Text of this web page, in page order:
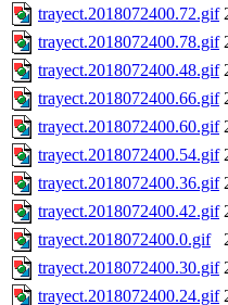
trayect.2018072400.72.gif
trayect.2018072400.78.gif
trayect.2018072400.48.gif
trayect.2018072400.66.gif
trayect.2018072400.60.gif
trayect.2018072400.54.gif
trayect.2018072400.36.gif
trayect.2018072400.42.gif
trayect.2018072400.0.gif
trayect.2018072400.30.gif
trayect.2018072400.24.gif